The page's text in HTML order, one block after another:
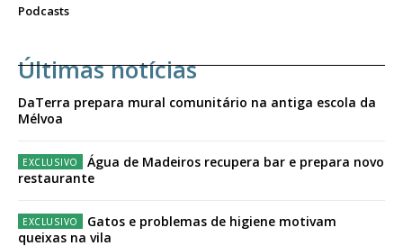
Podcasts
Últimas notícias
DaTerra prepara mural comunitário na antiga escola da
Mélvoa
Água de Madeiros recupera bar e prepara novo
restaurante
Gatos e problemas de higiene motivam
queixas na vila